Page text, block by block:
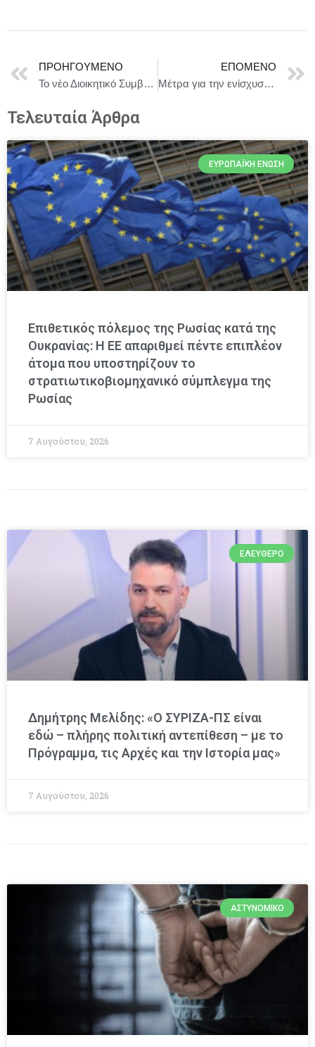
ΠΡΟΗΓΟΎΜΕΝΟ
Το νέο Διοικητικό Συμβούλιο της Επιτροπής Ολυμπίων και Ζαππείου Κληροδοτήματος
ΕΠΌΜΕΝΟ
Μέτρα για την ενίσχυση του εισοδήματος, φορολογικά κίνητρα για την καινοτομία και τους μετασχηματισμούς επιχειρήσεων και άλλες διατάξεις
Τελευταία Άρθρα
ΕΥΡΩΠΑΪΚΉ ΈΝΩΣΗ
Επιθετικός πόλεμος της Ρωσίας κατά της
Ουκρανίας: Η ΕΕ απαριθμεί πέντε επιπλέον
άτομα που υποστηρίζουν το
στρατιωτικοβιομηχανικό σύμπλεγμα της
Ρωσίας
7 Αυγούστου, 2026
ΕΛΕΎΘΕΡΟ
Δημήτρης Μελίδης: «Ο ΣΥΡΙΖΑ-ΠΣ είναι
εδώ – πλήρης πολιτική αντεπίθεση – με το
Πρόγραμμα, τις Αρχές και την Ιστορία μας»
7 Αυγούστου, 2026
ΑΣΤΥΝΟΜΙΚΌ